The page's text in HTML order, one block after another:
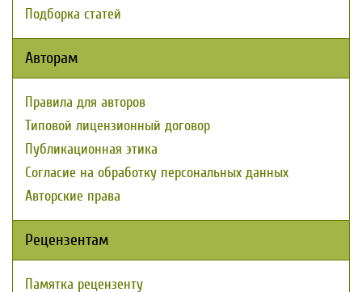
Подборка статей
Авторам
Правила для авторов
Типовой лицензионный договор
Публикационная этика
Согласие на обработку персональных данных
Авторские права
Рецензентам
Памятка рецензенту